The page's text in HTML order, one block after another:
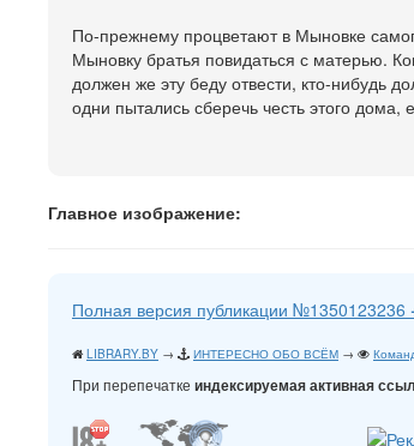
По-прежнему процветают в Мыновке
Мыновку братья повидаться с матерью.
должен же эту беду отвести, кто-нибудь
одни пытались сберечь честь этого дома,
Главное изображение:
Полная версия публикации №1350123236
LIBRARY.BY → ИНТЕРЕСНО ОБО ВСЁМ →
При перепечатке индексируемая активная